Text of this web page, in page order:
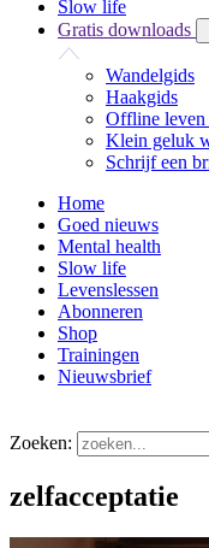
Slow life
Gratis downloads
Wandelgids
Haakgids
Offline leven
Klein geluk
Schrijf een
Home
Goed nieuws
Mental health
Slow life
Levenslessen
Abonneren
Shop
Trainingen
Nieuwsbrief
Zoeken:
zelfacceptatie